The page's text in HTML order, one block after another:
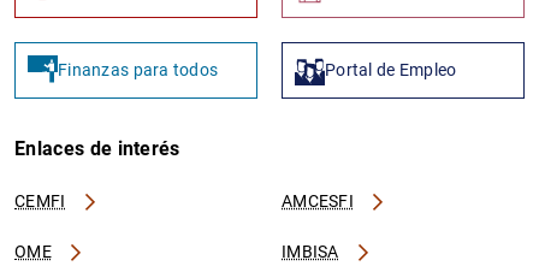
Finanzas para todos Portal de Empleo
Enlaces de interés
CEMFI AMCESFI
OME IMBISA